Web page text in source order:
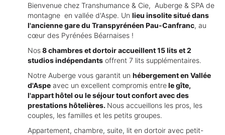
Bienvenue chez Transhumance & Cie, Auberge & SPA de
montagne en vallée d'Aspe. Un lieu insolite situé dans
l'ancienne gare du Transpyrénéen Pau-Canfranc, au
cœur des Pyrénées Béarnaises !
Nos8 chambres et dortoir accueillent 15 lits et 2
studios indépendants offrent 7 lits supplémentaires.
Notre Auberge vous garantit un hébergement en Vallée
d'Aspe avec un excellent compromis entrele gîte,
l'appart hôtel ou le séjour tout confort avec des
prestations hôtelières. Nous accueillons les pros, les
couples, les familles et les petits groupes.
Appartement, chambre, suite, lit en dortoir avec petit-